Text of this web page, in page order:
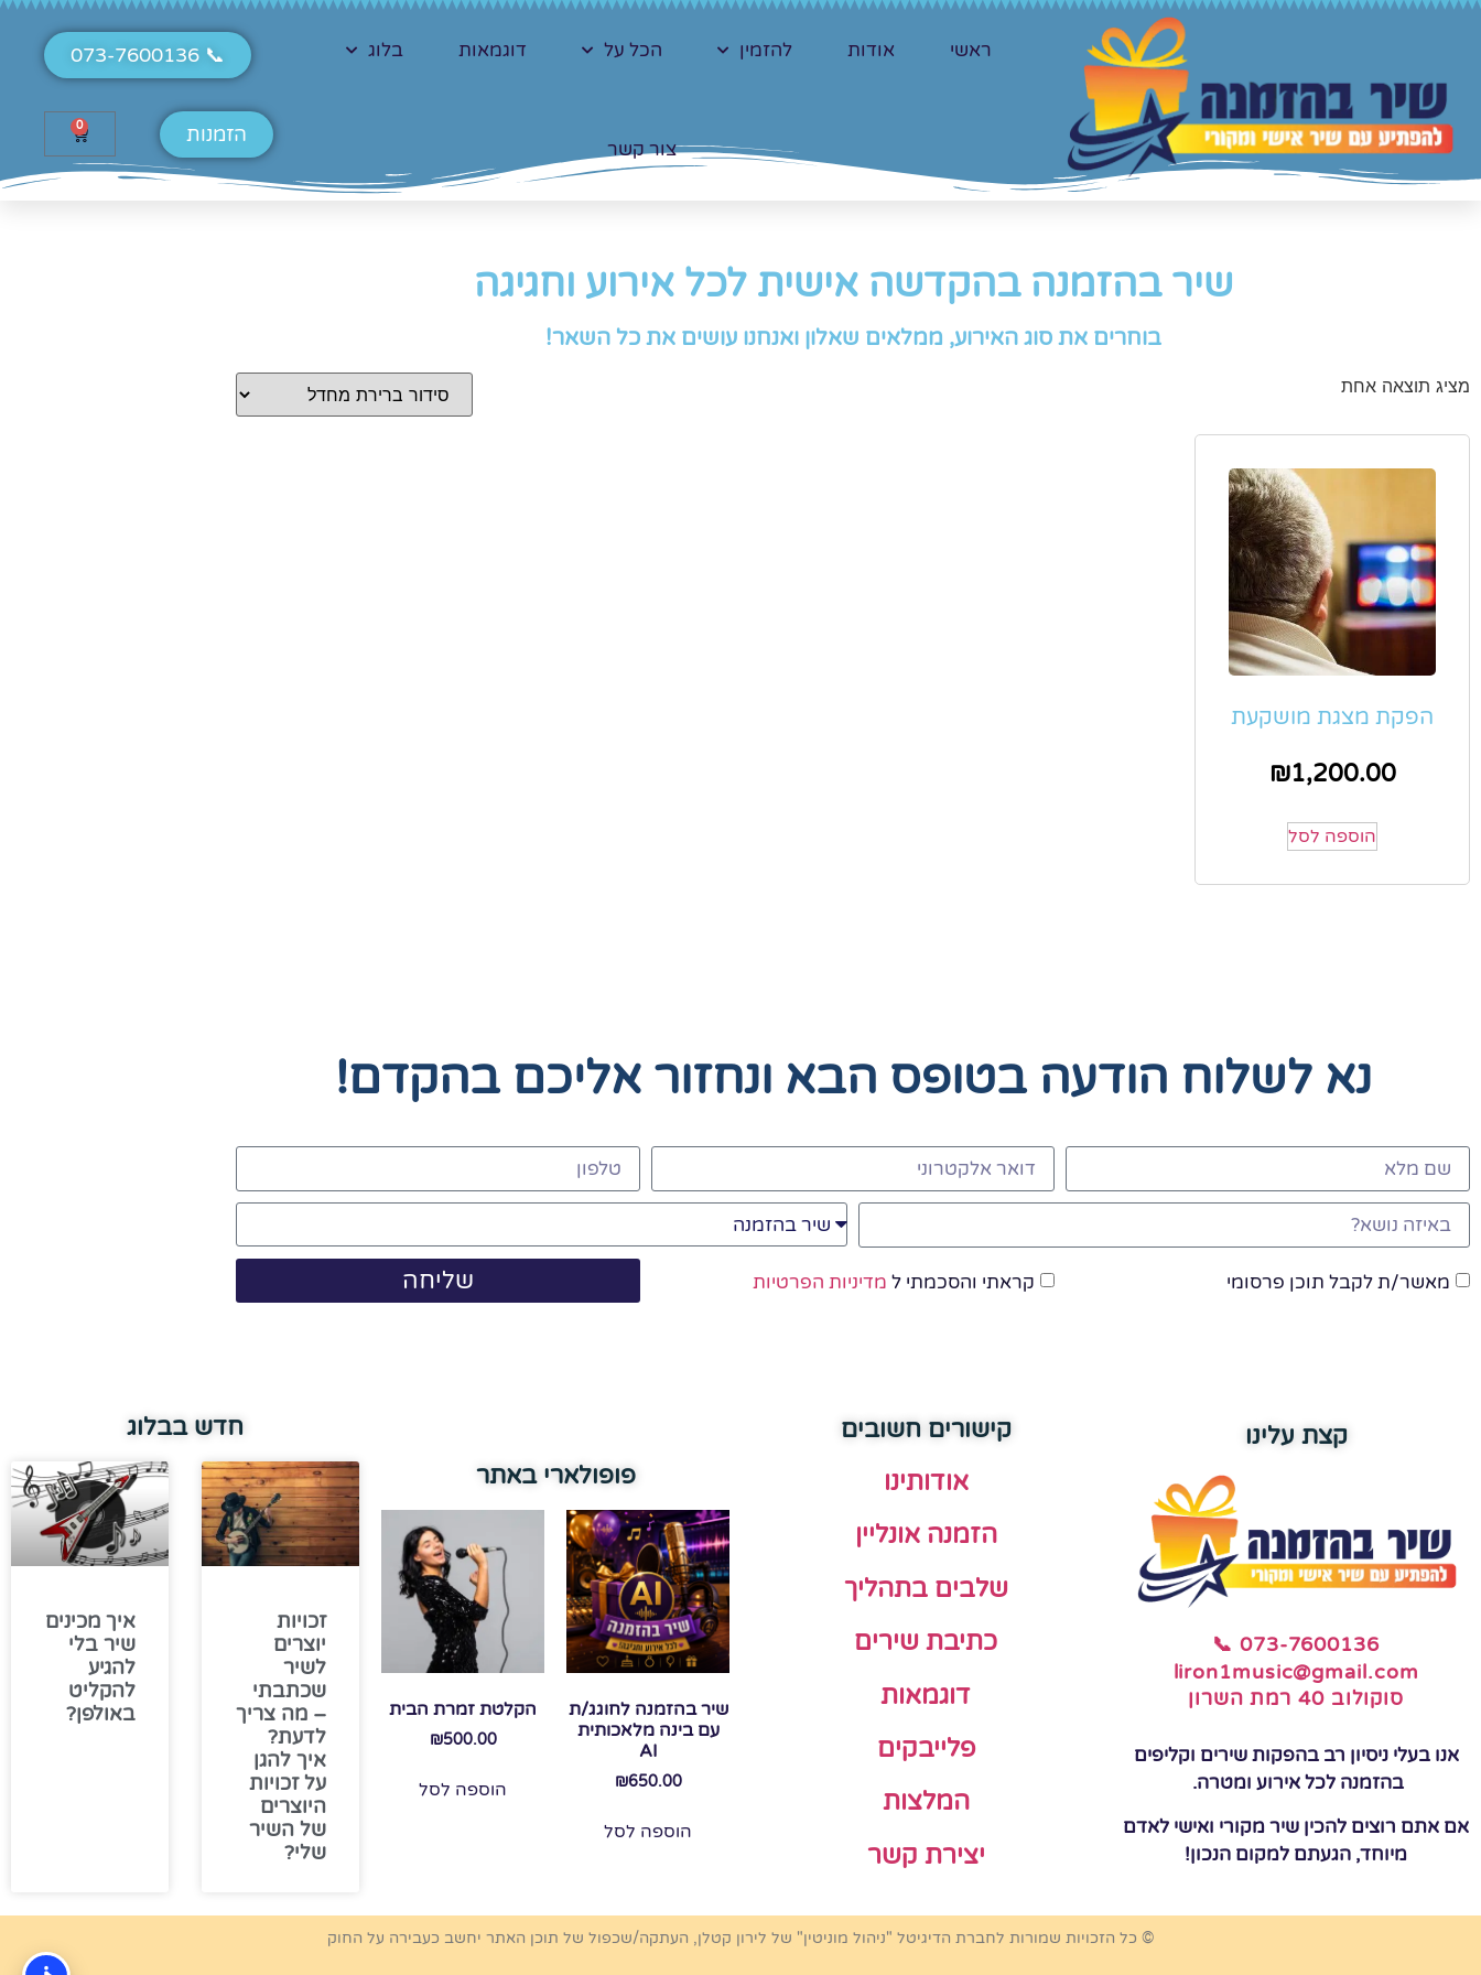
ראשי אודות להזמין הכל על דוגמאות בלוג
צור קשר
📞 073-7600136
הזמנות 0
שיר בהזמנה בהקדשה אישית לכל אירוע וחגיגה
בוחרים את סוג האירוע, ממלאים שאלון ואנחנו עושים את כל השאר!
מציג תוצאה אחת
הפקת מצגת מושקעת
₪1,200.00
הוספה לסל
נא לשלוח הודעה בטופס הבא ונחזור אליכם בהקדם!
מאשר/ת לקבל תוכן פרסומי קראתי והסכמתי ל מדיניות הפרטיות שליחה
קצת עלינו
📞 073-7600136
liron1music@gmail.com
סוקולוב 40 רמת השרון
אנו בעלי ניסיון רב בהפקות שירים וקליפים
בהזמנה לכל אירוע ומטרה.
אם אתם רוצים להכין שיר מקורי ואישי לאדם
מיוחד, הגעתם למקום הנכון!
קישורים חשובים
אודותינו
הזמנה אונליין
שלבים בתהליך
כתיבת שירים
דוגמאות
פלייבקים
המלצות
יצירת קשר
פופולארי באתר
שיר בהזמנה לחוגג/ת
עם בינה מלאכותית
AI
₪650.00
הוספה לסל
הקלטת זמרת הבית
₪500.00
הוספה לסל
חדש בבלוג
זכויות
יוצרים
לשיר
שכתבתי
– מה צריך
לדעת?
איך להגן
על זכויות
היוצרים
של השיר
שלי?
איך מכינים
שיר בלי
להגיע
להקליט
באולפן?
© כל הזכויות שמורות לחברת הדיגיטל "ניהול מוניטין" של לירון קטלן, העתקה/שכפול של תוכן האתר יחשב כעבירה על החוק